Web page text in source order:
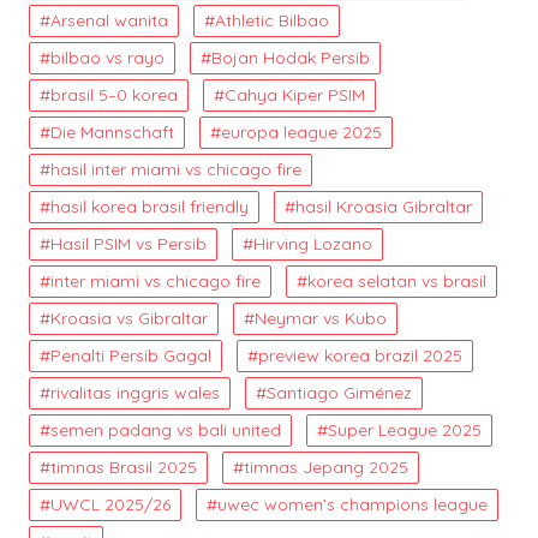
Arsenal wanita
Athletic Bilbao
bilbao vs rayo
Bojan Hodak Persib
brasil 5–0 korea
Cahya Kiper PSIM
Die Mannschaft
europa league 2025
hasil inter miami vs chicago fire
hasil korea brasil friendly
hasil Kroasia Gibraltar
Hasil PSIM vs Persib
Hirving Lozano
inter miami vs chicago fire
korea selatan vs brasil
Kroasia vs Gibraltar
Neymar vs Kubo
Penalti Persib Gagal
preview korea brazil 2025
rivalitas inggris wales
Santiago Giménez
semen padang vs bali united
Super League 2025
timnas Brasil 2025
timnas Jepang 2025
UWCL 2025/26
uwec women’s champions league